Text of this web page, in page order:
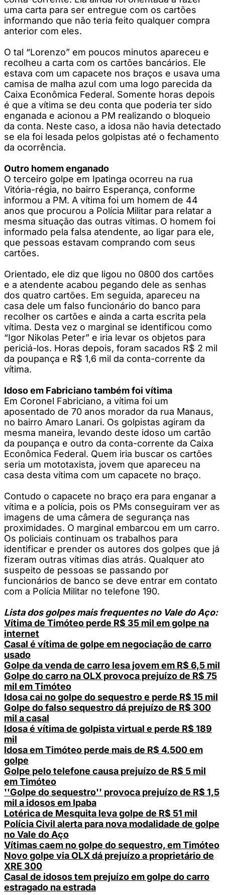
uma carta para ser entregue com os cartões
informando que não teria feito qualquer compra
anterior com eles.
O tal “Lorenzo” em poucos minutos apareceu e
recolheu a carta com os cartões bancários. Ele
estava com um capacete nos braços e usava uma
camisa de malha azul com uma logo parecida da
Caixa Econômica Federal. Somente horas depois
é que a vítima se deu conta que poderia ter sido
enganada e acionou a PM realizando o bloqueio
da conta. Neste caso, a idosa não havia detectado
se ela foi lesada pelos golpistas até o fechamento
da ocorrência.
Outro homem enganado
O terceiro golpe em Ipatinga ocorreu na rua
Vitória-régia, no bairro Esperança, conforme
informou a PM. A vítima foi um homem de 44
anos que procurou a Polícia Militar para relatar a
mesma situação das outras vítimas. O homem foi
informado pela falsa atendente, ao ligar para ele,
que pessoas estavam comprando com seus
cartões.
Orientado, ele diz que ligou no 0800 dos cartões
e a atendente acabou pegando dele as senhas
dos quatro cartões. Em seguida, apareceu na
casa dele um falso funcionário do banco para
recolher os cartões e ainda a carta escrita pela
vítima. Desta vez o marginal se identificou como
“Igor Nikolas Peter” e iria levar os objetos para
periciá-los. Horas depois, foram sacados R$ 2 mil
da poupança e R$ 1,6 mil da conta-corrente da
vítima.
Idoso em Fabriciano também foi vítima
Em Coronel Fabriciano, a vítima foi um
aposentado de 70 anos morador da rua Manaus,
no bairro Amaro Lanari. Os golpistas agiram da
mesma maneira, levando deste idoso um cartão
da poupança e outro da conta-corrente da Caixa
Econômica Federal. Quem iria buscar os cartões
seria um mototaxista, jovem que apareceu na
casa desta vítima com um capacete no braço.
Contudo o capacete no braço era para enganar a
vítima e a polícia, pois os PMs conseguiram ver as
imagens de uma câmera de segurança nas
proximidades. O marginal embarcou em um carro.
Os policiais continuam os trabalhos para
identificar e prender os autores dos golpes que já
fizeram outras vítimas dias atrás. Qualquer ato
suspeito de pessoas se passando por
funcionários de banco se deve entrar em contato
com a Polícia Militar no telefone 190.
Lista dos golpes mais frequentes no Vale do Aço:
Vítima de Timóteo perde R$ 35 mil em golpe na
internet
Casal é vítima de golpe em negociação de carro
usado
Golpe da venda de carro lesa jovem em R$ 6,5 mil
Golpe do carro na OLX provoca prejuízo de R$ 75
mil em Timóteo
Idosa cai no golpe do sequestro e perde R$ 15 mil
Golpe do falso sequestro dá prejuízo de R$ 300
mil a casal
Idosa é vítima de golpista virtual e perde R$ 189
mil
Idosa em Timóteo perde mais de R$ 4.500 em
golpe
Golpe pelo telefone causa prejuízo de R$ 5 mil
em Timóteo
''Golpe do sequestro'' provoca prejuízo de R$ 1,5
mil a idosos em Ipaba
Lotérica de Mesquita leva golpe de R$ 51 mil
Polícia Civil alerta para nova modalidade de golpe
no Vale do Aço
Vítimas caem no golpe do sequestro, em Timóteo
Novo golpe via OLX dá prejuízo a proprietário de
XRE 300
Casal de idosos tem prejuízo em golpe do carro
estragado na estrada